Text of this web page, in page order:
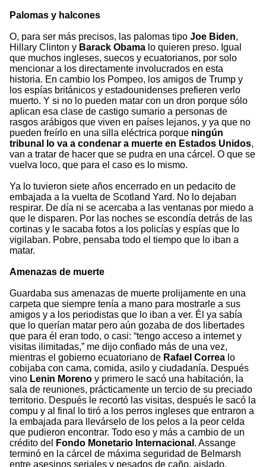
Palomas y halcones
O, para ser más precisos, las palomas tipo Joe Biden,
Hillary Clinton y Barack Obama lo quieren preso. Igual
que muchos ingleses, suecos y ecuatorianos, por solo
mencionar a los directamente involucrados en esta
historia. En cambio los Pompeo, los amigos de Trump y
los espías británicos y estadounidenses prefieren verlo
muerto. Y si no lo pueden matar con un dron porque sólo
aplican esa clase de castigo sumario a personas de
rasgos arábigos que viven en países lejanos, y ya que no
pueden freírlo en una silla eléctrica porque ningún
tribunal lo va a condenar a muerte en Estados Unidos,
van a tratar de hacer que se pudra en una cárcel. O que se
vuelva loco, que para el caso es lo mismo.
Ya lo tuvieron siete años encerrado en un pedacito de
embajada a la vuelta de Scotland Yard. No lo dejaban
respirar. De día ni se acercaba a las ventanas por miedo a
que le disparen. Por las noches se escondía detrás de las
cortinas y le sacaba fotos a los policías y espías que lo
vigilaban. Pobre, pensaba todo el tiempo que lo iban a
matar.
Amenazas de muerte
Guardaba sus amenazas de muerte prolijamente en una
carpeta que siempre tenía a mano para mostrarle a sus
amigos y a los periodistas que lo iban a ver. Él ya sabía
que lo querían matar pero aún gozaba de dos libertades
que para él eran todo, o casi: “tengo acceso a internet y
visitas ilimitadas,” me dijo confiado más de una vez,
mientras el gobierno ecuatoriano de Rafael Correa lo
cobijaba con cama, comida, asilo y ciudadanía. Después
vino Lenin Moreno y primero le sacó una habitación, la
sala de reuniones, prácticamente un tercio de su preciado
territorio. Después le recortó las visitas, después le sacó la
compu y al final lo tiró a los perros ingleses que entraron a
la embajada para llevárselo de los pelos a la peor celda
que pudieron encontrar. Todo eso y más a cambio de un
crédito del
Fondo Monetario Internacional . Assange
terminó en la cárcel de máxima seguridad de Belmarsh
entre asesinos seriales y pesados de caño, aislado,